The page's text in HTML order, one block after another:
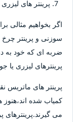
پرینتر های لیزری
اگر بخواهیم مثالی
سوزنی و پرینتر چرخ
ضربه ای که خود به
پرینترهای لیزری یا
کمیاب شده
می گیرند.پرینترهای